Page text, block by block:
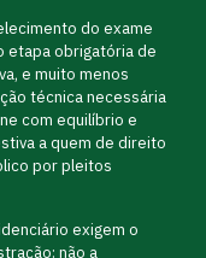
do exame
etapa obrigatória de
e muito menos
técnica necessária
com equilíbrio e
a quem de direito
por pleitos
exigem o
não a